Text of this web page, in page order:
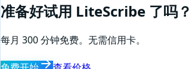
准备好试用 LiteScribe 了吗？
每月 300 分钟免费。无需信用卡。